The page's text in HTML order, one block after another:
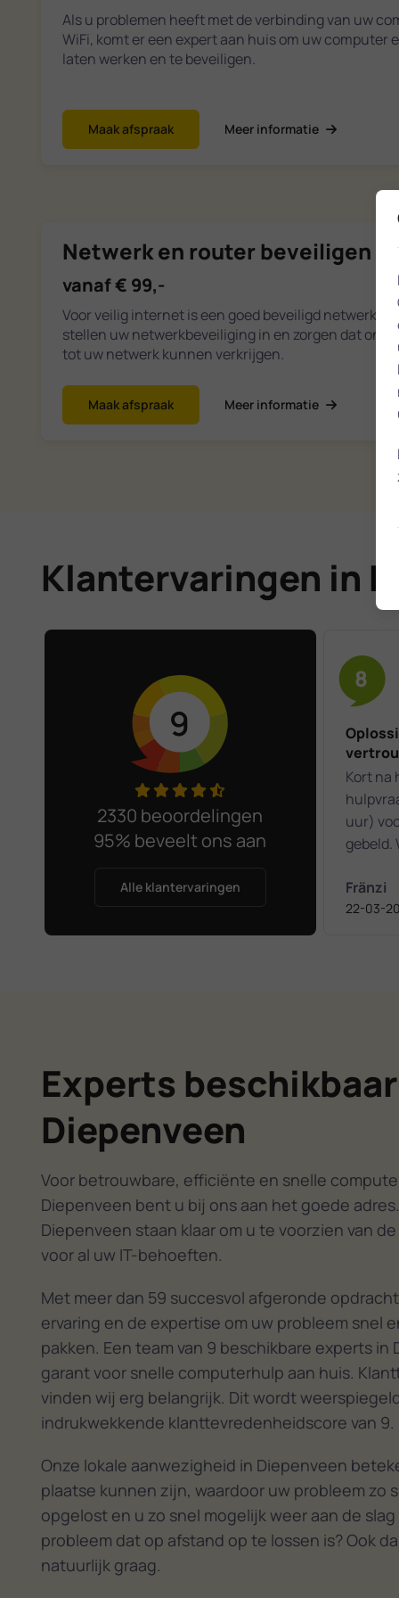
Als u problemen heeft met de verbinding van uw
WiFi, komt er een expert aan huis om uw computer
laten werken en te beveiligen.
Maak afspraak Meer informatie
Netwerk en router beveiligen
vanaf € 99,-
Voor veilig internet is een goed beveiligd netwerk
stellen uw netwerkbeveiliging in en zorgen dat
tot uw netwerk kunnen verkrijgen.
Maak afspraak Meer informatie
Klantervaringen in
9
2330 beoordelingen
95% beveelt ons aan
Alle klantervaringen
8
Kort na
uur)
gebeld.
om
heeft
Waarbij
een
Zeer
Fränzi
22-03-
Experts
Diepenveen
Voor betrouwbare, efficiënte en snelle
Diepenveen bent u bij ons aan het goede
Diepenveen staan klaar om u te voorzien van
voor al uw IT-behoeften.
Met meer dan 59 succesvol afgeronde
ervaring en de expertise om uw probleem snel
pakken. Een team van 9 beschikbare experts in
garant voor snelle computerhulp aan huis.
vinden wij erg belangrijk. Dit wordt
indrukwekkende klanttevredenheidscore van 9.
Onze lokale aanwezigheid in Diepenveen
plaatse kunnen zijn, waardoor uw probleem zo
opgelost en u zo snel mogelijk weer aan de
probleem dat op afstand op te lossen is? Ook
natuurlijk graag.